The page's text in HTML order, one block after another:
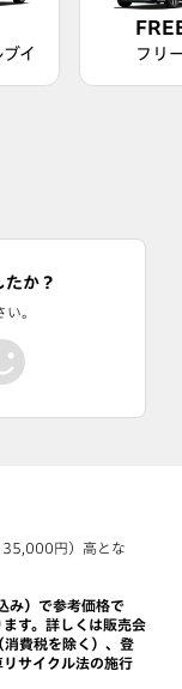
イ フリ
たか？
。
35,000円）高とな
み）で参考価格で
す。詳しくは販売会
費税を除く）、登
サイクル法の施行